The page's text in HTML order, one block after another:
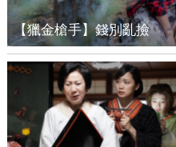
【獵金槍手】錢別亂撿